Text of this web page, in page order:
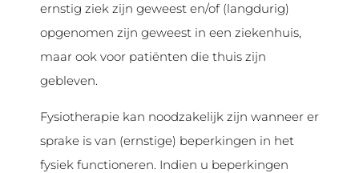
ernstig ziek zijn geweest en/of (langdurig)
opgenomen zijn geweest in een ziekenhuis,
maar ook voor patiënten die thuis zijn
gebleven.
Fysiotherapie kan noodzakelijk zijn wanneer er
sprake is van (ernstige) beperkingen in het
fysiek functioneren. Indien u beperkingen